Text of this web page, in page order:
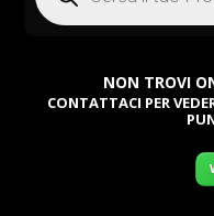
NON TROVI
CONTATTACI PER